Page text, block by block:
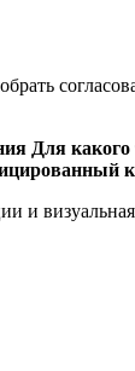
Для какого
и